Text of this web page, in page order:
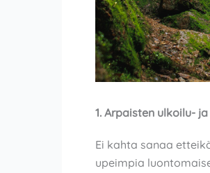
1. Arpaisten ulkoilu-
Ei kahta sanaa
upeimpia